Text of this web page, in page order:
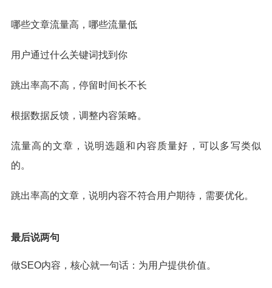
哪些文章流量高，哪些流量低
用户通过什么关键词找到你
跳出率高不高，停留时间长不长
根据数据反馈，调整内容策略。
流量高的文章，说明选题和内容质量好，可以多写类似
的。
跳出率高的文章，说明内容不符合用户期待，需要优化。
最后说两句
做SEO内容，核心就一句话：为用户提供价值。